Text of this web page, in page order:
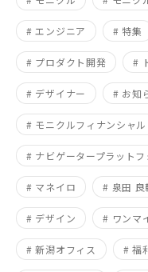
# エンジニア # 特集
# プロダクト開発 #
# デザイナー # お知
# モニクルフィナンシャル
# ナビゲータープラットフ
# マネイロ # 泉田 良
# デザイン # ワンマ
# 新潟オフィス # 福